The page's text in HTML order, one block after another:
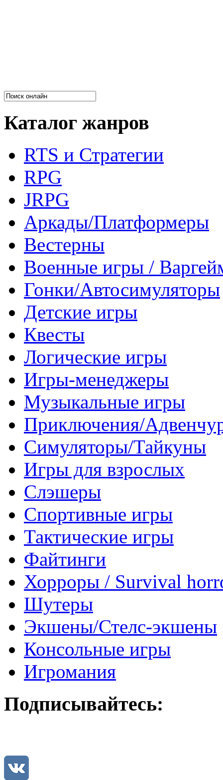
Каталог жанров
RTS и Стратегии
RPG
JRPG
Аркады/Платформеры
Вестерны
Военные игры /
Гонки/Автосимуляторы
Детские игры
Квесты
Логические игры
Игры-менеджеры
Музыкальные игры
Приключения/
Симуляторы/Тайкуны
Игры для взрослых
Слэшеры
Спортивные игры
Тактические игры
Файтинги
Хорроры / Survival
Шутеры
Экшены/Стелс-экшены
Консольные игры
Игромания
Подписывайтесь: